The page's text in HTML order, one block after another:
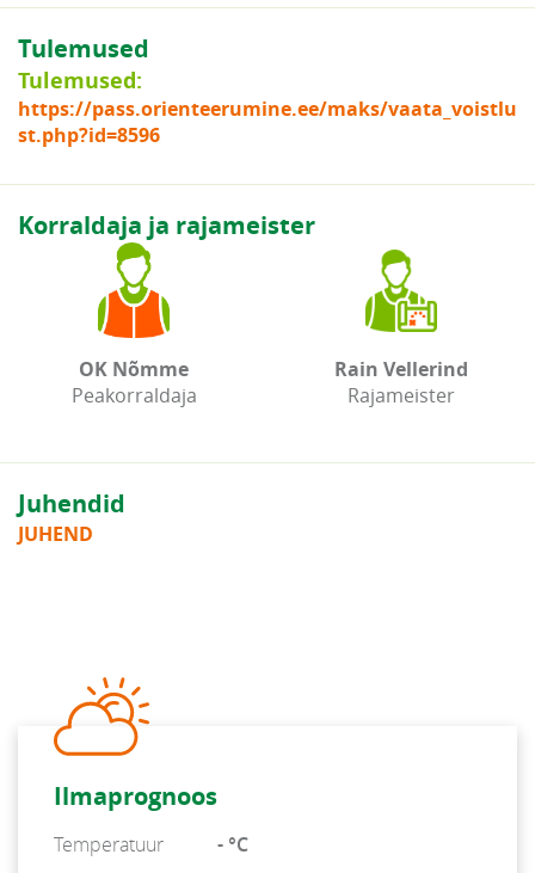
Tulemused
Tulemused:
https://pass.orienteerumine.ee/maks/vaata_voistlu
st.php?id=8596
Korraldaja ja rajameister
OK Nõmme
Peakorraldaja
Rain Vellerind
Rajameister
Juhendid
JUHEND
Ilmaprognoos
Temperatuur
- °C